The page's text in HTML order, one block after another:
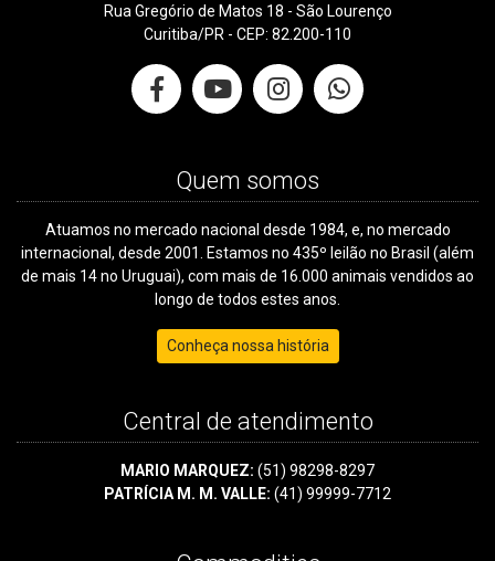
Rua Gregório de Matos 18 - São Lourenço
Curitiba/PR - CEP: 82.200-110
Quem somos
Atuamos no mercado nacional desde 1984, e, no mercado
internacional, desde 2001. Estamos no 435º leilão no Brasil (além
de mais 14 no Uruguai), com mais de 16.000 animais vendidos ao
longo de todos estes anos.
Conheça nossa história
Central de atendimento
MARIO MARQUEZ: (51) 98298-8297
PATRÍCIA M. M. VALLE: (41) 99999-7712